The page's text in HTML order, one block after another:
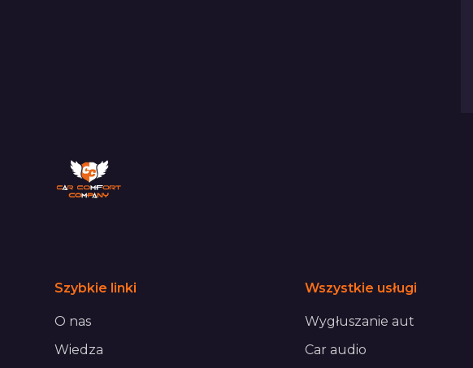
Szybkie linki
O nas
Wiedza
Wszystkie usługi
Wygłuszanie aut
Car audio